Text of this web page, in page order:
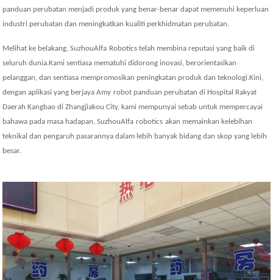
panduan perubatan menjadi produk yang benar-benar dapat memenuhi keperluan
industri perubatan dan meningkatkan kualiti perkhidmatan perubatan.
Melihat ke belakang, SuzhouAlfa Robotics telah membina reputasi yang baik di
seluruh dunia.Kami sentiasa mematuhi didorong inovasi, berorientasikan
pelanggan, dan sentiasa mempromosikan peningkatan produk dan teknologi.Kini,
dengan aplikasi yang berjaya Amy robot panduan perubatan di Hospital Rakyat
Daerah Kangbao di Zhangjiakou City, kami mempunyai sebab untuk mempercayai
bahawa pada masa hadapan, SuzhouAlfa robotics akan memainkan kelebihan
teknikal dan pengaruh pasarannya dalam lebih banyak bidang dan skop yang lebih
besar.